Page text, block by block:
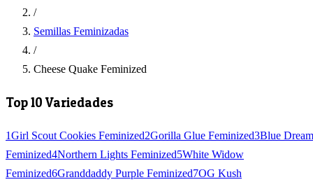
/
Semillas Feminizadas
/
Cheese Quake Feminized
Top 10 Variedades
1Girl Scout Cookies Feminized2Gorilla Glue Feminized3Blue Dream
Feminized4Northern Lights Feminized5White Widow
Feminized6Granddaddy Purple Feminized7OG Kush